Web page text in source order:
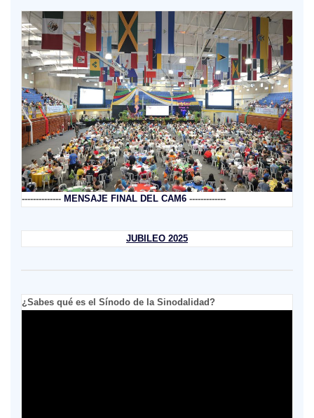
-------------- MENSAJE FINAL DEL CAM6 -------------
JUBILEO 2025
¿Sabes qué es el Sínodo de la Sinodalidad?